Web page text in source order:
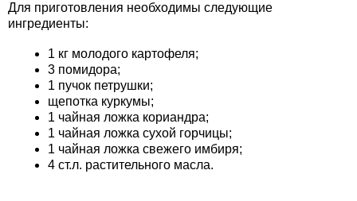
Для приготовления необходимы следующие
ингредиенты:
1 кг молодого картофеля;
3 помидора;
1 пучок петрушки;
щепотка куркумы;
1 чайная ложка кориандра;
1 чайная ложка сухой горчицы;
1 чайная ложка свежего имбиря;
4 ст.л. растительного масла.